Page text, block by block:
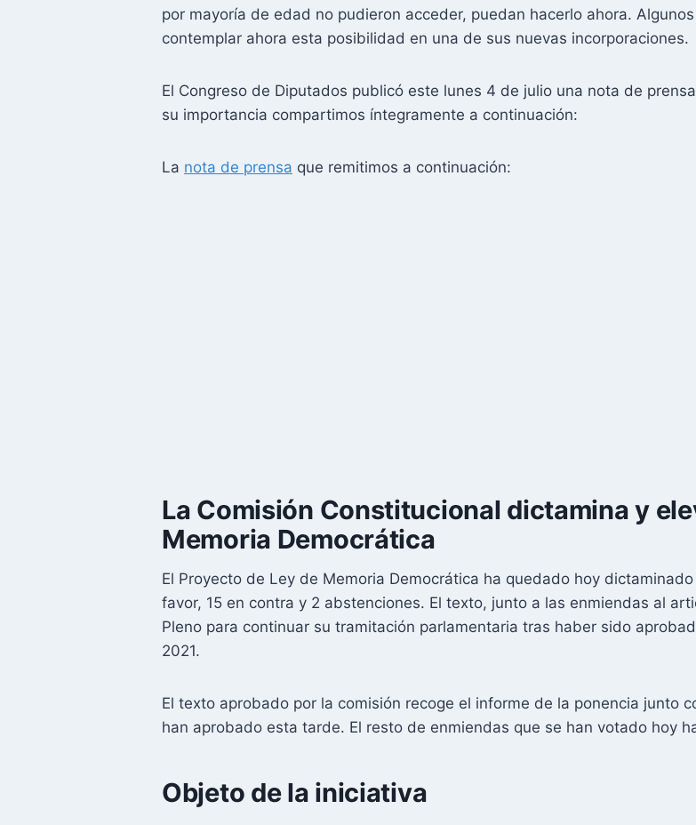
por mayoría de edad no pudieron acceder, puedan hacerlo ahora.
contemplar ahora esta posibilidad en una de sus nuevas incorporaciones.
El Congreso de Diputados publicó este lunes 4 de julio una nota de
su importancia compartimos íntegramente a continuación:
La nota de prensa que remitimos a continuación:
La Comisión Constitucional dictamina y
Memoria Democrática
El Proyecto de Ley de Memoria Democrática ha quedado hoy
favor, 15 en contra y 2 abstenciones. El texto, junto a las enmiendas al
Pleno para continuar su tramitación parlamentaria tras haber sido
2021.
El texto aprobado por la comisión recoge el informe de la ponencia junto
han aprobado esta tarde. El resto de enmiendas que se han votado hoy
Objeto de la iniciativa